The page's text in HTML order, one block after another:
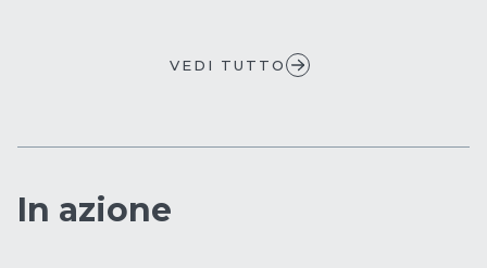
VEDI TUTTO
In azione